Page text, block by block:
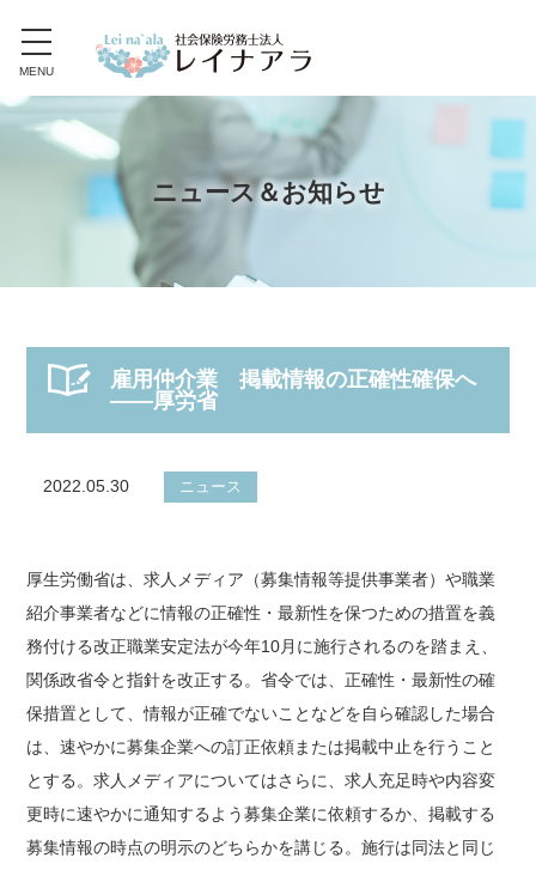
toggle
navigation
MENU
ニュース＆お知らせ
雇用仲介業 掲載情報の正確性確保へ
――厚労省
2022.05.30 ニュース
厚生労働省は、求人メディア（募集情報等提供事業者）や職業
紹介事業者などに情報の正確性・最新性を保つための措置を義
務付ける改正職業安定法が今年10月に施行されるのを踏まえ、
関係政省令と指針を改正する。省令では、正確性・最新性の確
保措置として、情報が正確でないことなどを自ら確認した場合
は、速やかに募集企業への訂正依頼または掲載中止を行うこと
とする。求人メディアについてはさらに、求人充足時や内容変
更時に速やかに通知するよう募集企業に依頼するか、掲載する
募集情報の時点の明示のどちらかを講じる。施行は同法と同じ